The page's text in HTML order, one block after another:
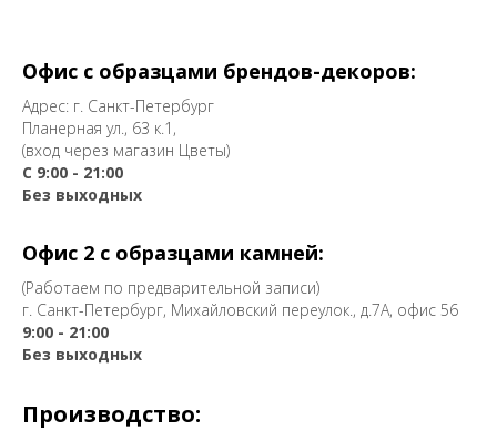
Офис с образцами брендов-декоров:
Адрес: г. Санкт-Петербург
Планерная ул., 63 к.1,
(вход через магазин Цветы)
С 9:00 - 21:00
Без выходных
Офис 2 с образцами камней:
(Работаем по предварительной записи)
г. Санкт-Петербург, Михайловский переулок., д.7А, офис 56
9:00 - 21:00
Без выходных
Производство: